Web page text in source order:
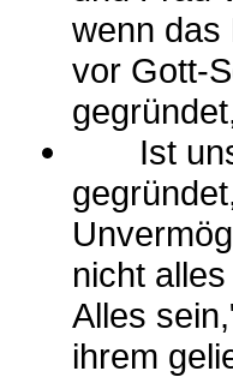
wenn das
vor Gott-
Ist
nicht
Alles
ihrem